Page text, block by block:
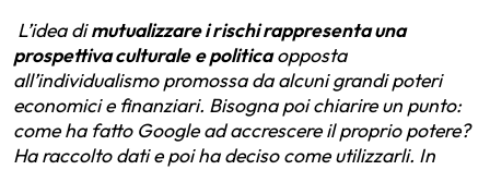
L’idea dimutualizzare i rischi rappresenta una
prospettiva culturale e politicaopposta
all’individualismo promossa da alcuni grandi poteri
economici e finanziari. Bisogna poi chiarire un punto:
come ha fatto Google ad accrescere il proprio potere?
Ha raccolto dati e poi ha deciso come utilizzarli. In